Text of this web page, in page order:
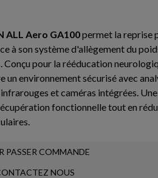
ALL Aero GA100permet la reprise
à son système d'allègement du
. Conçu pour la rééducation
environnement sécurisé avec
et caméras intégrées.
fonctionnelle tout en
PASSER COMMANDE
NOUS